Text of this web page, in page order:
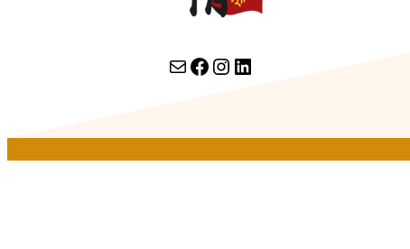
contact par email lien facebook Instagram LinkedIn